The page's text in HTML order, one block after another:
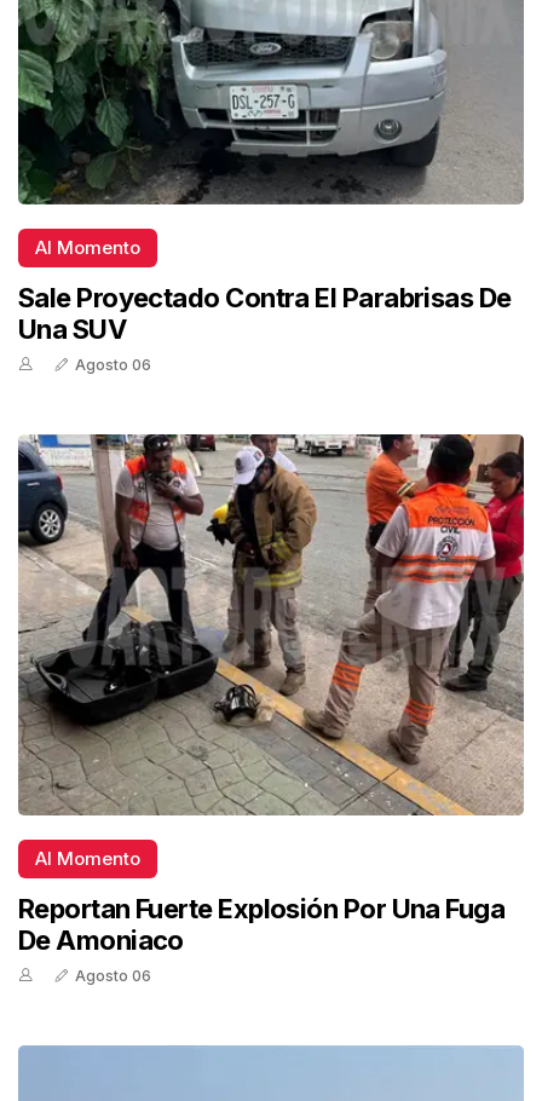
Al Momento
Sale Proyectado Contra El Parabrisas De
Una SUV
Agosto 06
Al Momento
Reportan Fuerte Explosión Por Una Fuga
De Amoniaco
Agosto 06